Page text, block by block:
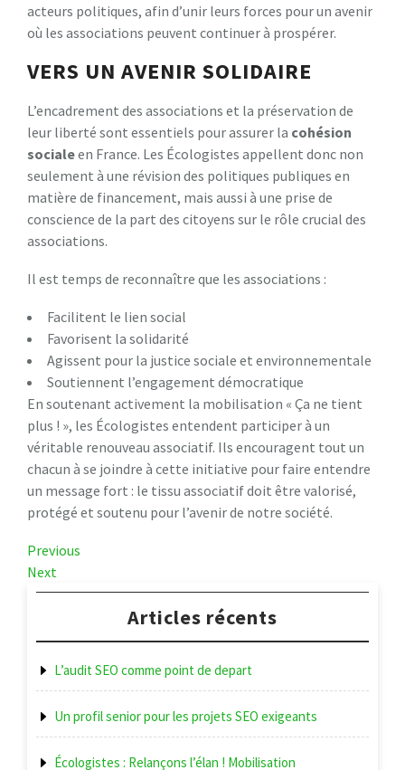
acteurs politiques, afin d’unir leurs forces pour un avenir
où les associations peuvent continuer à prospérer.
VERS UN AVENIR SOLIDAIRE
L’encadrement des associations et la préservation de
leur liberté sont essentiels pour assurer la cohésion
socialeen France. Les Écologistes appellent donc non
seulement à une révision des politiques publiques en
matière de financement, mais aussi à une prise de
conscience de la part des citoyens sur le rôle crucial des
associations.
Il est temps de reconnaître que les associations :
Facilitent le lien social
Favorisent la solidarité
Agissent pour la justice sociale et environnementale
Soutiennent l’engagement démocratique
En soutenant activement la mobilisation « Ça ne tient
plus ! », les Écologistes entendent participer à un
véritable renouveau associatif. Ils encouragent tout un
chacun à se joindre à cette initiative pour faire entendre
un message fort : le tissu associatif doit être valorisé,
protégé et soutenu pour l’avenir de notre société.
Navigation
de
l’article
Previous
Post
Previous
Next
Post
Next
Articles récents
L’audit SEO comme point de depart
Un profil senior pour les projets SEO exigeants
Écologistes : Relançons l’élan ! Mobilisation